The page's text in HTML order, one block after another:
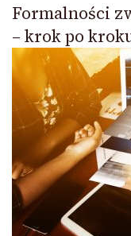
Formalności
– krok po